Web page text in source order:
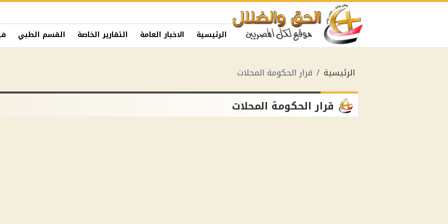
الرئيسية الاخبار العامة التقارير الخاصة القسم الطبي
الرئيسية قرار الحكومة المحلات
قرار الحكومة المحلات